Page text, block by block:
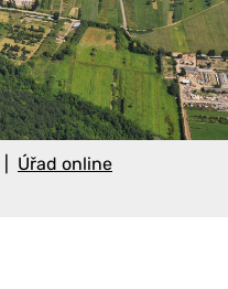
Úřad online